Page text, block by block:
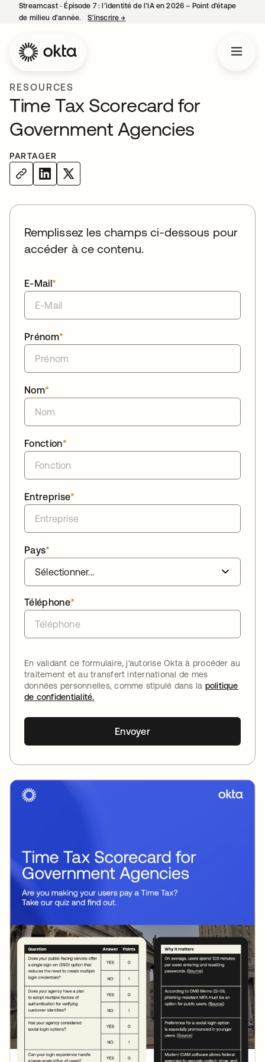
Streamcast ‑ Épisode 7 : l’identité de l’IA en 2026 – Point d’étape
de milieu d’année.
S’inscrire→
RESOURCES
Time Tax Scorecard for
Government Agencies
PARTAGER
Remplissez les champs ci-dessous pour
accéder à ce contenu.
*
E-Mail
*
Prénom
*
Nom
*
Fonction
*
Entreprise
*
Pays
*
Téléphone
En validant ce formulaire, j'autorise Okta à procéder au
traitement et au transfert international de mes
données personnelles, comme stipulé dans la politique
de confidentialité.
Envoyer